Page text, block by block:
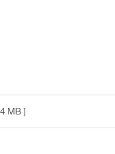
MB ]